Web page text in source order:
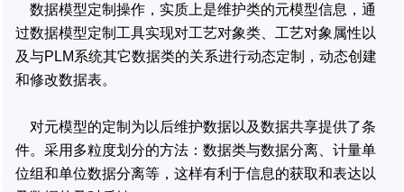
数据模型定制操作，实质上是维护类的元模型信息，通
过数据模型定制工具实现对工艺对象类、工艺对象属性以
及与PLM系统其它数据类的关系进行动态定制，动态创建
和修改数据表。
对元模型的定制为以后维护数据以及数据共享提供了条
件。采用多粒度划分的方法：数据类与数据分离、计量单
位组和单位数据分离等，这样有利于信息的获取和表达以